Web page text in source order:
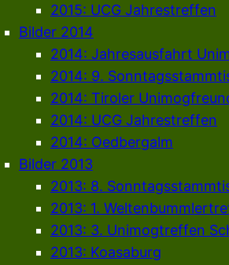
2015: UCG Jahrestreffen
Bilder 2014
2014: Jahresausfahrt
2014: 9.
2014: Tiroler
2014: UCG Jahrestreffen
2014: Oedbergalm
Bilder 2013
2013: 8.
2013: 1.
2013: 3. Unimogtreffen
2013: Koasaburg